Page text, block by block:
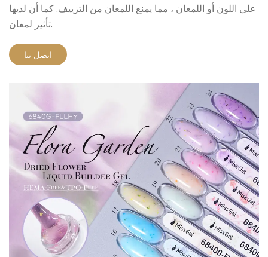
على اللون أو اللمعان ، مما يمنع اللمعان من التزييف. كما أن لديها
تأثير لمعان.
اتصل بنا